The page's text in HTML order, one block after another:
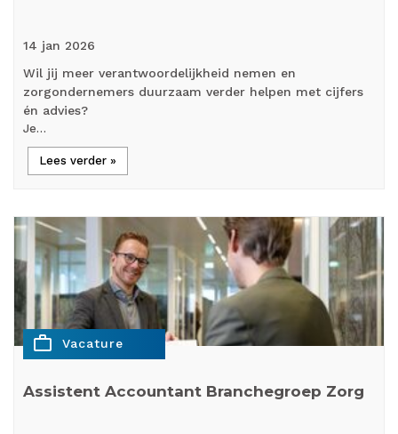
14 jan 2026
Wil jij meer verantwoordelijkheid nemen en
zorgondernemers duurzaam verder helpen met cijfers
én advies?
Je…
Lees verder »
work_outline Vacature
Assistent Accountant Branchegroep Zorg